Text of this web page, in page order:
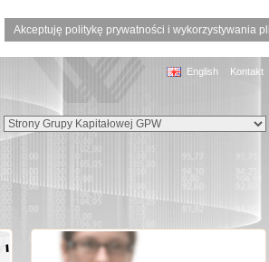
Akceptuję politykę prywatności i wykorzystywania
English Kontakt